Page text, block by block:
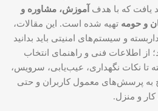
یافت که با هدف آموزش، مشاوره و
و حومه تهیه شده است. این مقالات،
و سیستم‌های امنیتی باید بدانید
از اطلاعات فنی و راهنمای انتخاب
تا نکات نگهداری، عیب‌یابی، سرویس،
به پرسش‌های معمول کاربران و حتی
و منزل.